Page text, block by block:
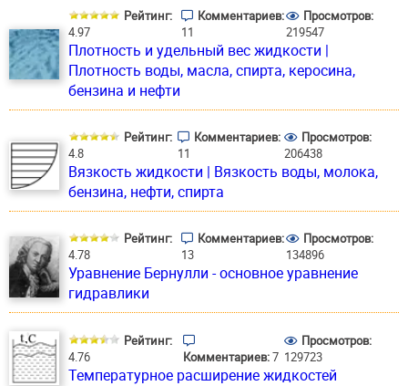
Рейтинг:
4.97
Комментариев:
11
Просмотров:
219547
Плотность и удельный вес жидкости |
Плотность воды, масла, спирта, керосина,
бензина и нефти
Рейтинг:
4.8
Комментариев:
11
Просмотров:
206438
Вязкость жидкости | Вязкость воды, молока,
бензина, нефти, спирта
Рейтинг:
4.78
Комментариев:
13
Просмотров:
134896
Уравнение Бернулли - основное уравнение
гидравлики
Рейтинг:
4.76
Комментариев:7
Просмотров:
129723
Температурное расширение жидкостей